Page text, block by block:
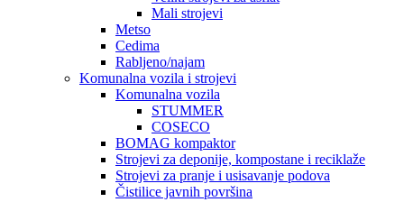
Mali strojevi
Metso
Cedima
Rabljeno/najam
Komunalna vozila i strojevi
Komunalna vozila
STUMMER
COSECO
BOMAG kompaktor
Strojevi za deponije, kompostane i reciklaže
Strojevi za pranje i usisavanje podova
Čistilice javnih površina